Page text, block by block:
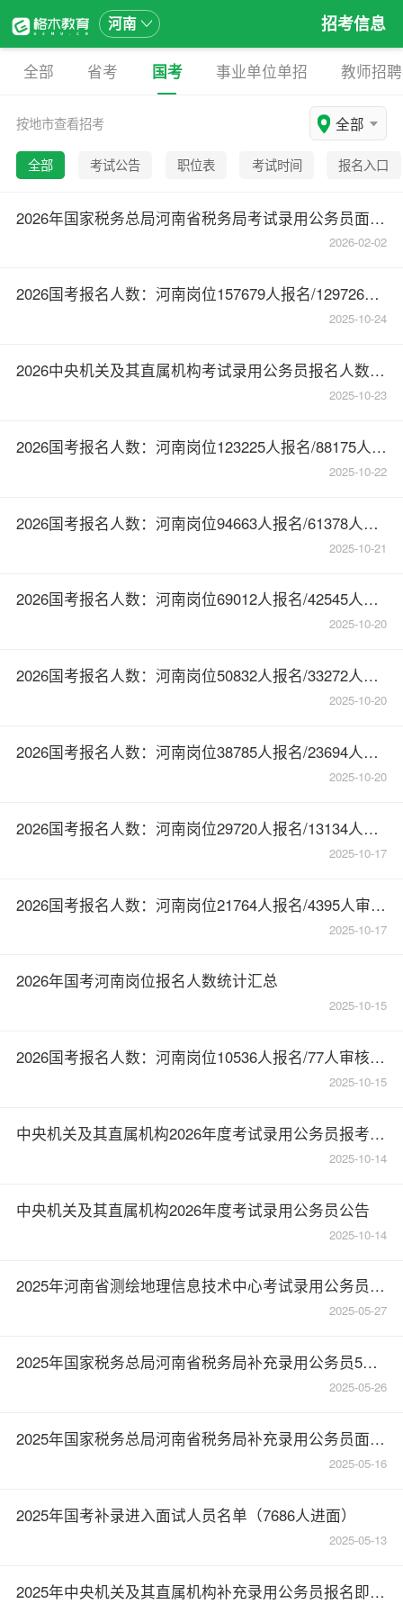
河南 招考信息
全部 省考 国考 事业单位单招 教师招聘
按地市查看招考 全部
全部 考试公告 职位表 考试时间 报名入口
2026年国家税务总局河南省税务局考试录用公务员面试公告
2026-02-02
2026国考报名人数：河南岗位157679人报名/129726人审核通过【截至10月23日17:00】
2025-10-24
2026中央机关及其直属机构考试录用公务员报名人数较少职位（截至10月23日11点）
2025-10-23
2026国考报名人数：河南岗位123225人报名/88175人审核通过【截至10月22日17:00】
2025-10-22
2026国考报名人数：河南岗位94663人报名/61378人审核通过【截至10月21日17:00】
2025-10-21
2026国考报名人数：河南岗位69012人报名/42545人审核通过【截至10月20日16:30】
2025-10-20
2026国考报名人数：河南岗位50832人报名/33272人审核通过【截至10月19日20时】
2025-10-20
2026国考报名人数：河南岗位38785人报名/23694人审核通过【截至10月18日20时】
2025-10-20
2026国考报名人数：河南岗位29720人报名/13134人审核通过【截至10月17日17时】
2025-10-17
2026国考报名人数：河南岗位21764人报名/4395人审核通过【截至10月16日17时】
2025-10-17
2026年国考河南岗位报名人数统计汇总
2025-10-15
2026国考报名人数：河南岗位10536人报名/77人审核通过【截至10月15日17时】
2025-10-15
中央机关及其直属机构2026年度考试录用公务员报考指南
2025-10-14
中央机关及其直属机构2026年度考试录用公务员公告
2025-10-14
2025年河南省测绘地理信息技术中心考试录用公务员考察公告
2025-05-27
2025年国家税务总局河南省税务局补充录用公务员5月25日面试入围体检和考察人选的通知
2025-05-26
2025年国家税务总局河南省税务局补充录用公务员面试公告
2025-05-16
2025年国考补录进入面试人员名单（7686人进面）
2025-05-13
2025年中央机关及其直属机构补充录用公务员报名即将开始